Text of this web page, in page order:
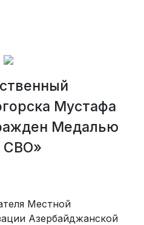
Мустафа
Медалью
СВО»
Местной
Азербайджанской